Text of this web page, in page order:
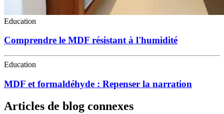
Education
Comprendre le MDF résistant à l'humidité
Education
MDF et formaldéhyde : Repenser la narration
Articles de blog connexes